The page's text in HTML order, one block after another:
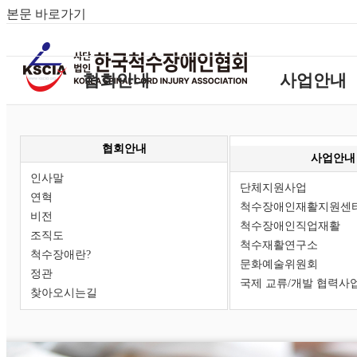
본문 바로가기
협회안내
연혁
찾아오시는길
사업안내
척수장애인직업재
척수재활연구소
문화예술위원회
국제 교류/개발 협력
협회안내
인사말
연혁
비전
조직도
척수장애란?
정관
찾아오시는길
사업안내
단체지원사업
척수장애인재활지원센
척수장애인직업재활
척수재활연구소
문화예술위원회
국제 교류/개발 협력사